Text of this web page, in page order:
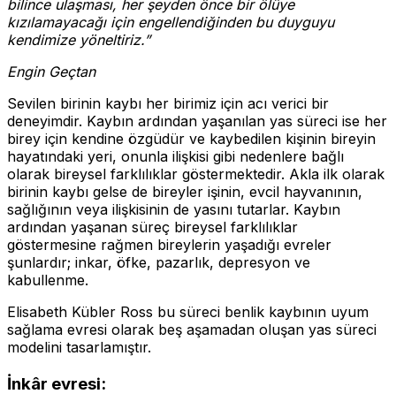
bilince ulaşması, her şeyden önce bir ölüye
kızılamayacağı için engellendiğinden bu duyguyu
kendimize yöneltiriz.”
Engin Geçtan
Sevilen birinin kaybı her birimiz için acı verici bir
deneyimdir. Kaybın ardından yaşanılan yas süreci ise her
birey için kendine özgüdür ve kaybedilen kişinin bireyin
hayatındaki yeri, onunla ilişkisi gibi nedenlere bağlı
olarak bireysel farklılıklar göstermektedir. Akla ilk olarak
birinin kaybı gelse de bireyler işinin, evcil hayvanının,
sağlığının veya ilişkisinin de yasını tutarlar. Kaybın
ardından yaşanan süreç bireysel farklılıklar
göstermesine rağmen bireylerin yaşadığı evreler
şunlardır; inkar, öfke, pazarlık, depresyon ve
kabullenme.
Elisabeth Kübler Ross bu süreci benlik kaybının uyum
sağlama evresi olarak beş aşamadan oluşan yas süreci
modelini tasarlamıştır.
İnkâr evresi: